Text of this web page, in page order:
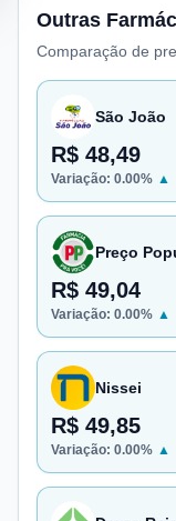
Outras
Comparação de
São João
R$ 48,49
Variação: 0.00% ▲
Preço
R$ 49,04
Variação: 0.00% ▲
Nissei
R$ 49,85
Variação: 0.00% ▲